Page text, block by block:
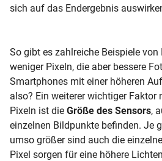
sich auf das Endergebnis
So gibt es zahlreiche Beispiele
weniger Pixeln, die aber bessere
Smartphones mit einer höheren
also? Ein weiterer wichtiger Faktor
Pixeln ist die Größe des Sensors,
einzelnen Bildpunkte befinden. Je
umso größer sind auch die
Pixel sorgen für eine höhere